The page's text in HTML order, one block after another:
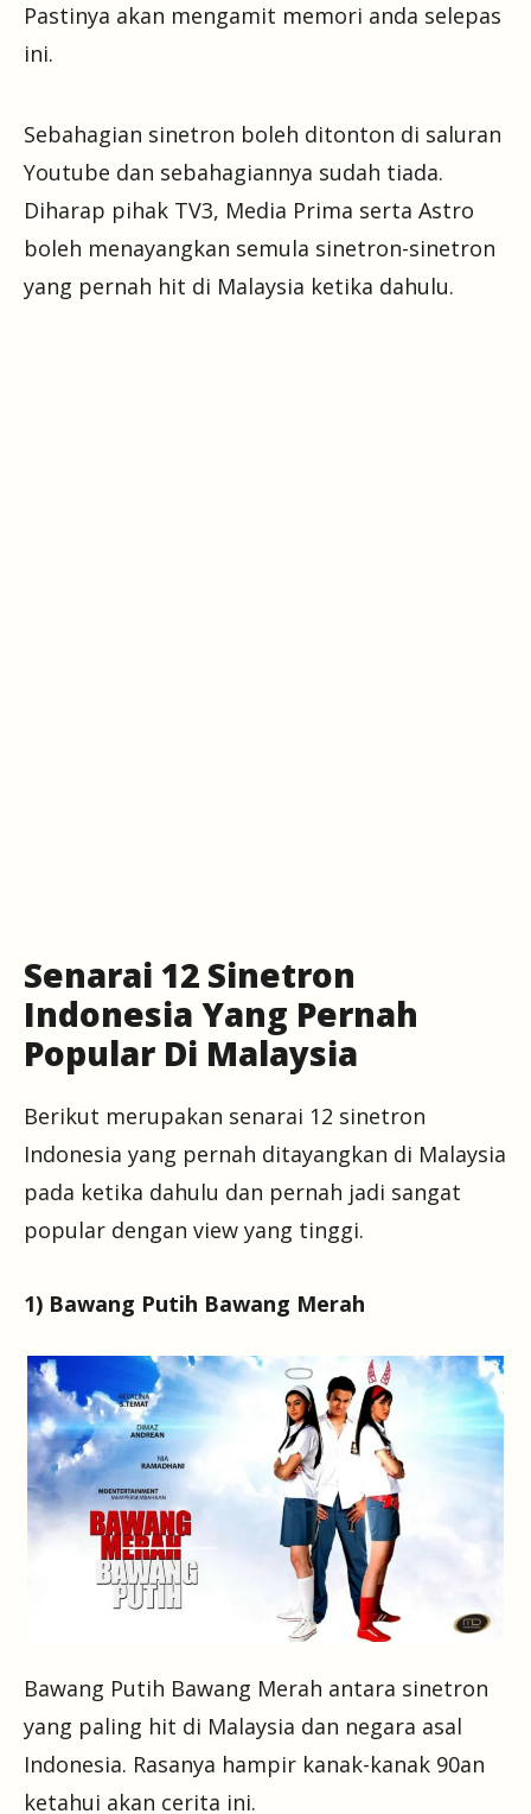
Pastinya akan mengamit memori anda selepas
ini.
Sebahagian sinetron boleh ditonton di saluran
Youtube dan sebahagiannya sudah tiada.
Diharap pihak TV3, Media Prima serta Astro
boleh menayangkan semula sinetron-sinetron
yang pernah hit di Malaysia ketika dahulu.
Senarai 12 Sinetron
Indonesia Yang Pernah
Popular Di Malaysia
Berikut merupakan senarai 12 sinetron
Indonesia yang pernah ditayangkan di Malaysia
pada ketika dahulu dan pernah jadi sangat
popular dengan view yang tinggi.
1) Bawang Putih Bawang Merah
Bawang Putih Bawang Merah antara sinetron
yang paling hit di Malaysia dan negara asal
Indonesia. Rasanya hampir kanak-kanak 90an
ketahui akan cerita ini.